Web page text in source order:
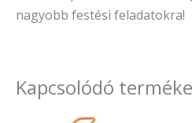
nagyobb festési feladatokra!
Kapcsolódó